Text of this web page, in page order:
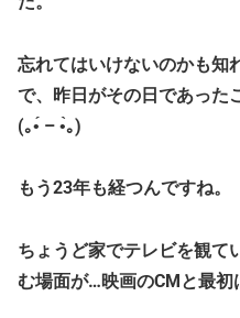
忘れてはいけないのかも知
で、昨日がその日であった
(｡•́ – •̀｡)
もう23年も経つんですね。
ちょうど家でテレビを観て
む場面が…映画のCMと最初